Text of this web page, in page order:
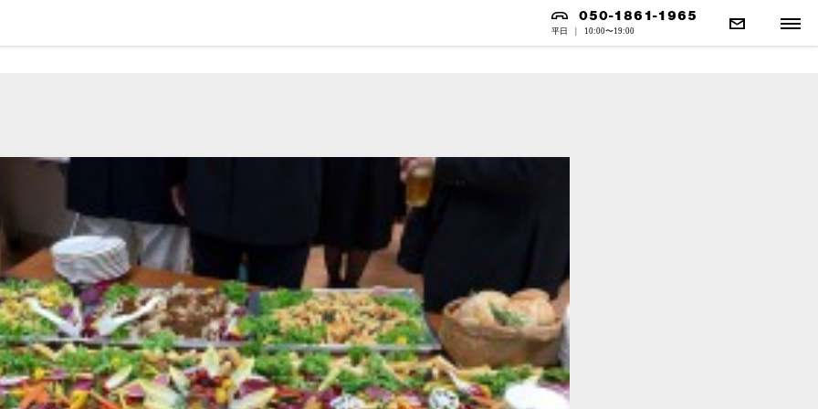
050-1861-1965
平日 10:00〜19:00